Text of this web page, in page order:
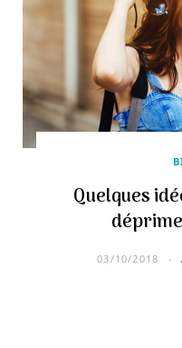
Quelques
03/10/2018